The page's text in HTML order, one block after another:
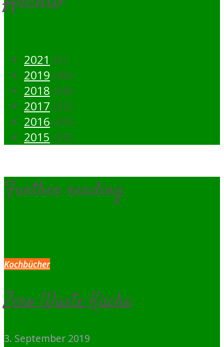
2021 (5)
2019 (40)
2018 (58)
2017 (32)
2016 (20)
2015 (25)
Further reading
Kochbücher
Zero Waste Küche
3. September 2019